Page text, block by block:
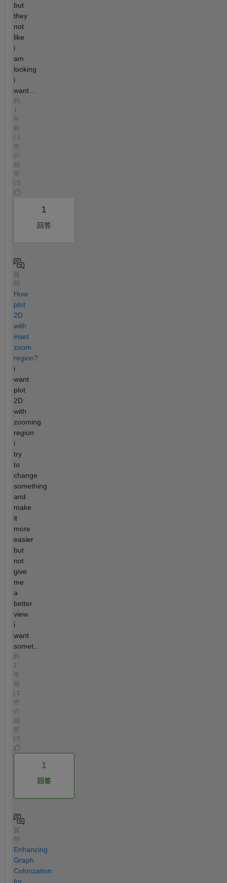
but
they
not
like
i
am
looking
i
want...
約
1
年
前
| 1
件
の
回
答
| 0
1
回答
質
How
plot
2D
with
inset
zoom
region?
i
want
plot
2D
with
zooming
region
i
try
to
change
something
and
make
it
more
easier
but
not
give
me
a
better
view
i
want
somet...
約
1
年
前
| 1
件
の
回
答
| 0
1
回答
質
Enhancing
Graph
Colorization
for